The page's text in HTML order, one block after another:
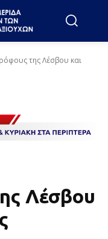
της Λέσβου και
Λέσβου